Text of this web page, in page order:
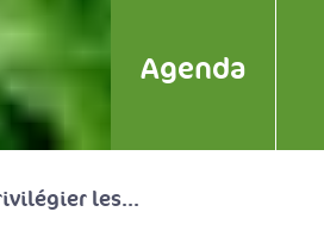
Agenda
les...